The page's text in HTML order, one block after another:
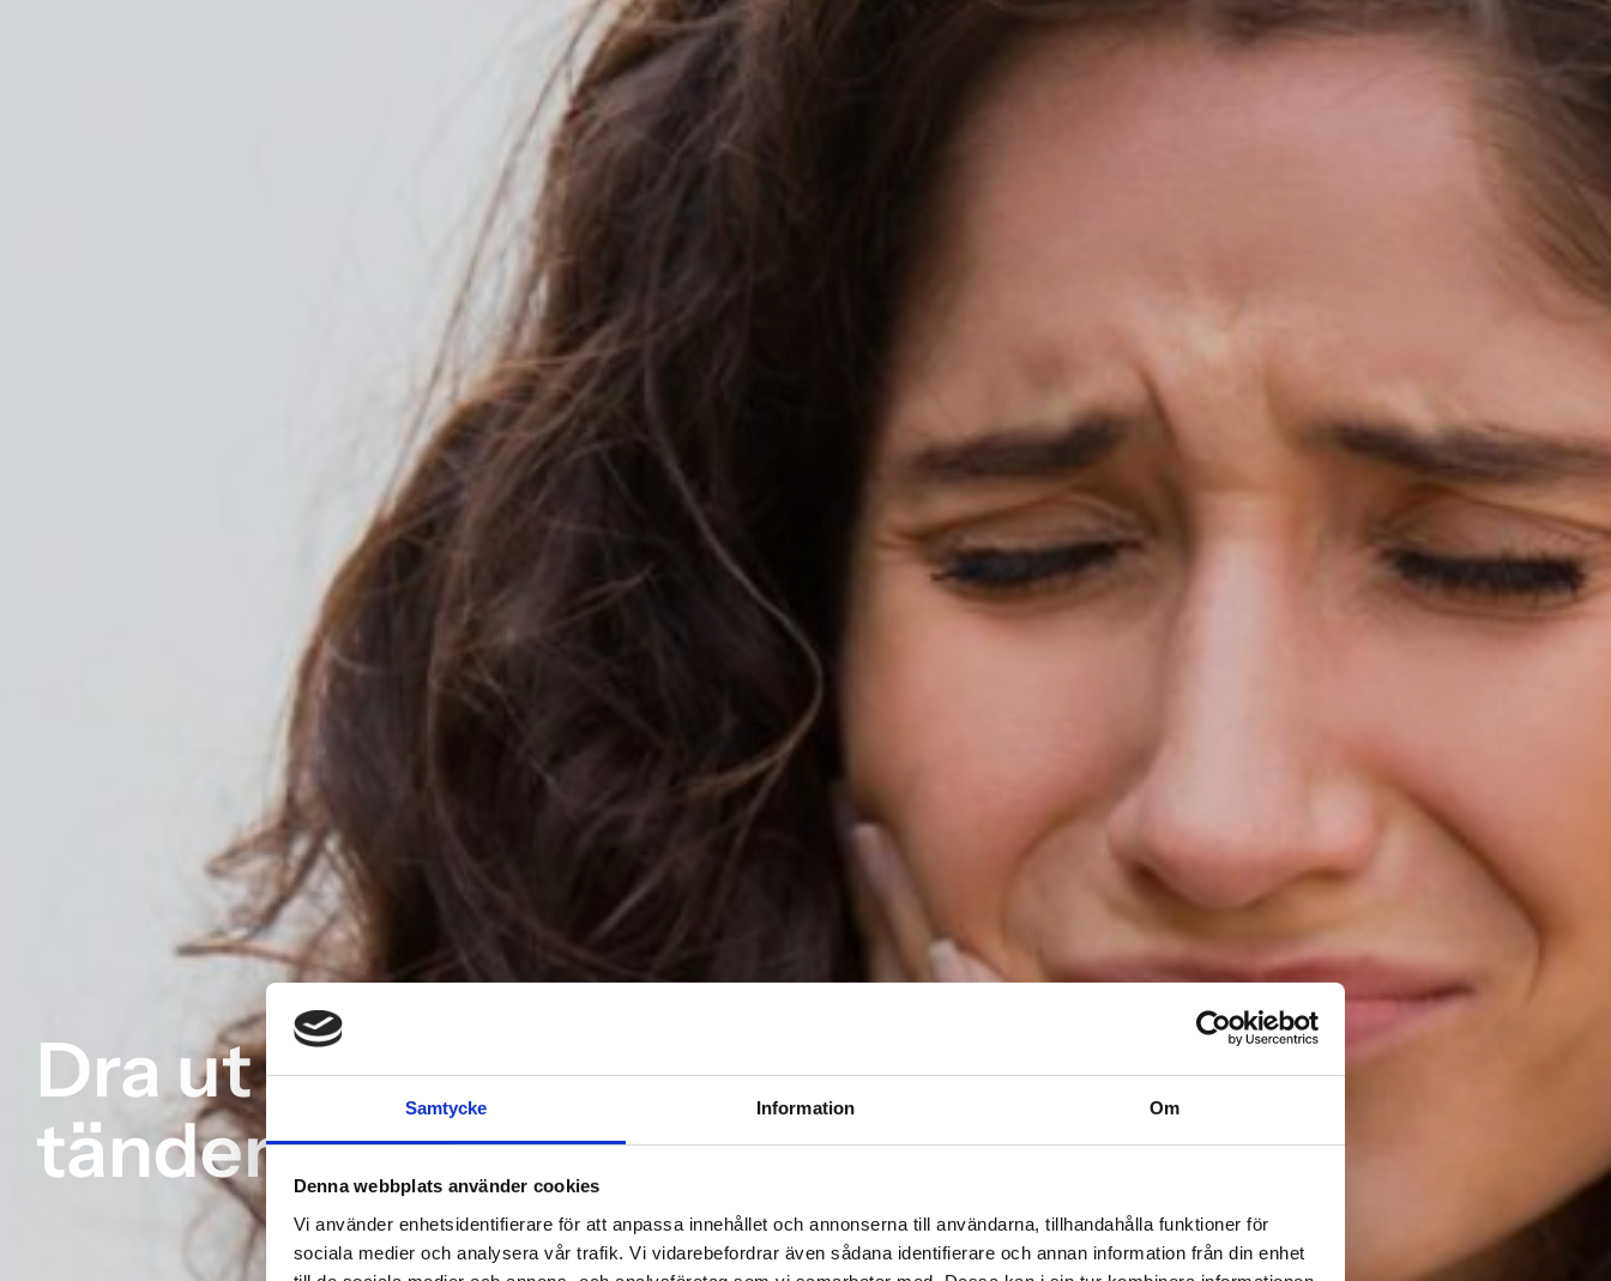
Samtycke Information Om
Denna webbplats använder cookies
Vi använder enhetsidentifierare för att anpassa innehållet och annonserna till användarna, tillhandahålla funktioner för
sociala medier och analysera vår trafik. Vi vidarebefordrar även sådana identifierare och annan information från din enhet
Dra ut dåliga eller ruttna
tänder / Tandutdragning